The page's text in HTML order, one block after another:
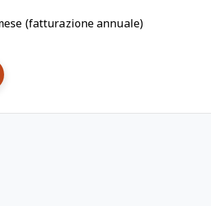
(fatturazione annuale)